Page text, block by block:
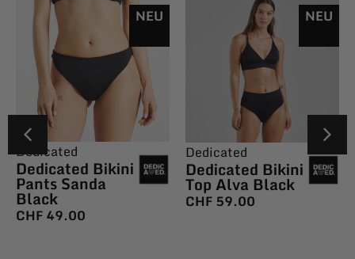
NEU
Dedicated
Dedicated Bikini
Pants Sanda
Black
CHF49.00
NEU
Dedicated
Dedicated Bikini
Top Alva Black
CHF59.00